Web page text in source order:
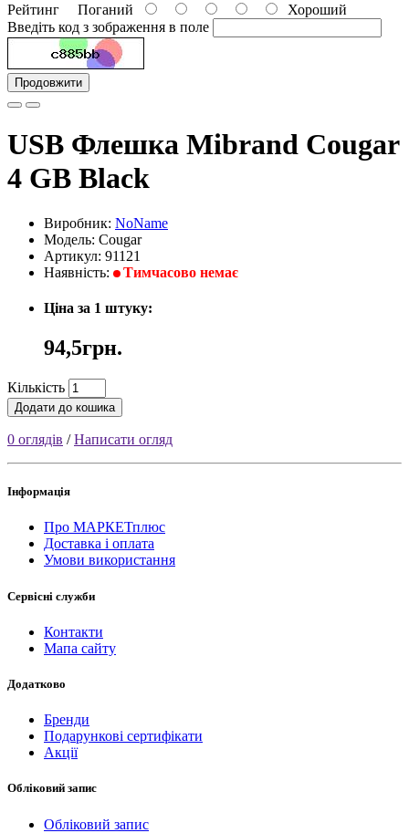
Рейтинг Поганий
Хороший
Введіть код з зображення в поле
Продовжити
USB Флешка Mibrand Cougar
4 GB Black
Виробник: NoName
Модель: Cougar
Артикул: 91121
Наявність:
Тимчасово немає
Ціна за 1 штуку:
94,5грн.
Кількість
Додати до кошика
0 оглядів /Написати огляд
Інформація
Про МАРКЕТплюс
Доставка і оплата
Умови використання
Сервісні служби
Контакти
Мапа сайту
Додатково
Бренди
Подарункові сертифікати
Акції
Обліковий запис
Обліковий запис